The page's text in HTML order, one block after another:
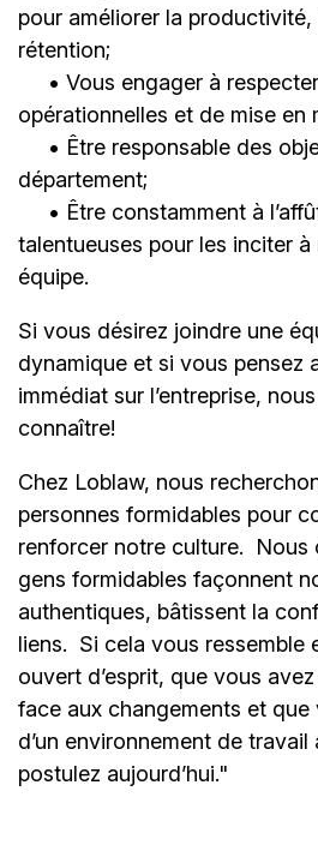
pour améliorer la productivité,
rétention;
• Vous engager à
opérationnelles et de mise en
• Être responsable des
département;
• Être constamment à
talentueuses pour les inciter
équipe.
Si vous désirez joindre une
dynamique et si vous pensez
immédiat sur l’entreprise,
connaître!
Chez Loblaw, nous
personnes formidables pour
renforcer notre culture. Nous
gens formidables façonnent
authentiques, bâtissent la
liens. Si cela vous ressemble
ouvert d’esprit, que vous
face aux changements et que
d’un environnement de
postulez aujourd’hui."